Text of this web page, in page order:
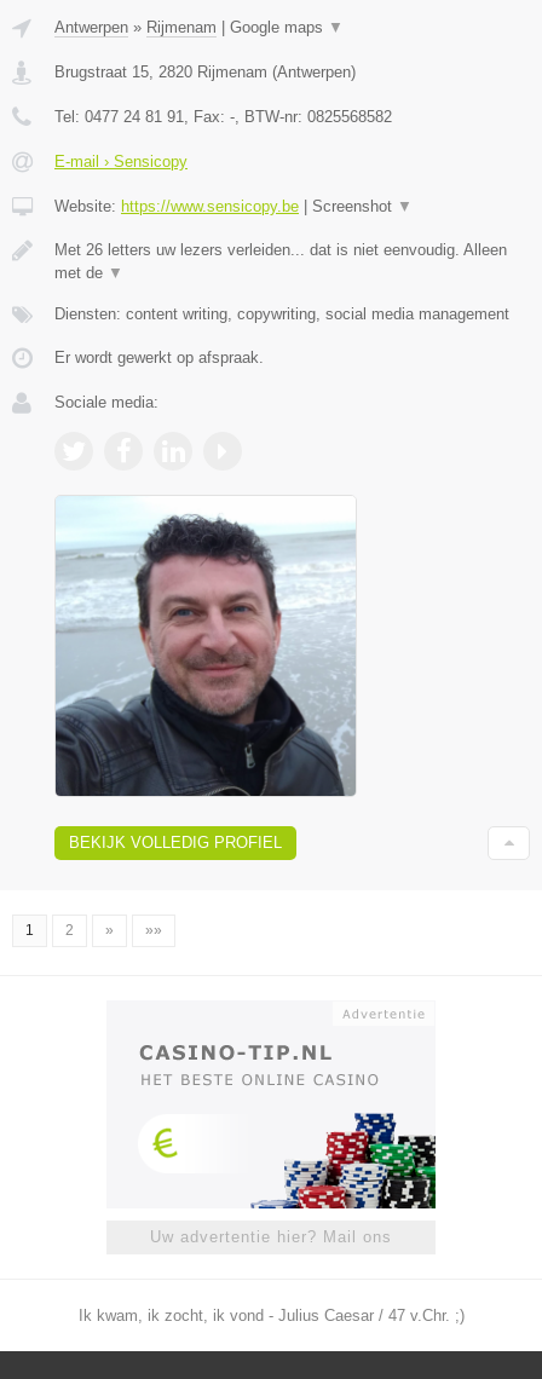
Antwerpen » Rijmenam | Google maps ▼
Brugstraat 15 2820 Rijmenam (Antwerpen)
Tel: 0477 24 81 91 , Fax: - , BTW-nr: 0825568582
E-mail › Sensicopy
Website: https://www.sensicopy.be | Screenshot ▼
Met 26 letters uw lezers verleiden... dat is niet eenvoudig. Alleen
met de ▼
Diensten: content writing, copywriting, social media management
Er wordt gewerkt op afspraak.
Sociale media:
BEKIJK VOLLEDIG PROFIEL
1 2 » »»
Uw advertentie hier? Mail ons
Ik kwam, ik zocht, ik vond - Julius Caesar / 47 v.Chr. ;)